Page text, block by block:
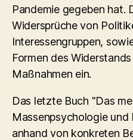
Pandemie gegeben hat.
Widersprüche von
Interessengruppen,
Formen des
Maßnahmen ein.
Das letzte Buch "Das
Massenpsychologie
anhand von konkreten